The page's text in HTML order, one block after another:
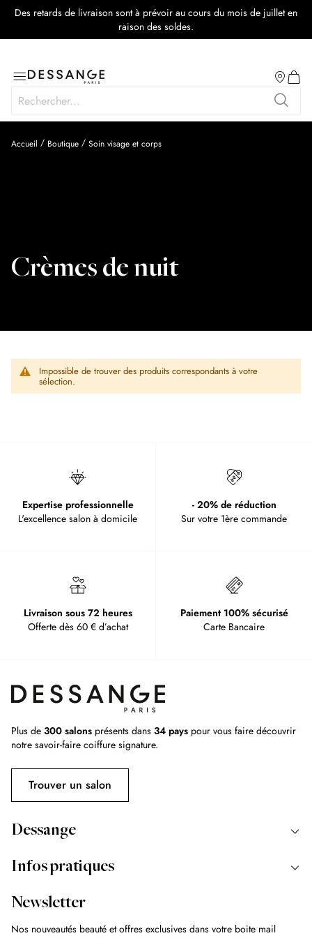
Des retards de livraison sont à prévoir au cours du mois de juillet en
raison des soldes.
Basculer
navigation
Rechercher
Mon
Accueil Boutique Soin visage et corps
Crèmes de nuit
Impossible de trouver des produits correspondants à votre
sélection.
Expertise professionnelle
L'excellence salon à domicile
- 20% de réduction
Sur votre 1ère commande
Livraison sous 72 heures
Offerte dès 60 € d’achat
Paiement 100% sécurisé
Carte Bancaire
Plus de 300 salons présents dans 34 pays pour vous faire découvrir
notre savoir-faire coiffure signature.
Trouver un salon
Dessange
Infos pratiques
Newsletter
Nos nouveautés beauté et offres exclusives dans votre boite mail